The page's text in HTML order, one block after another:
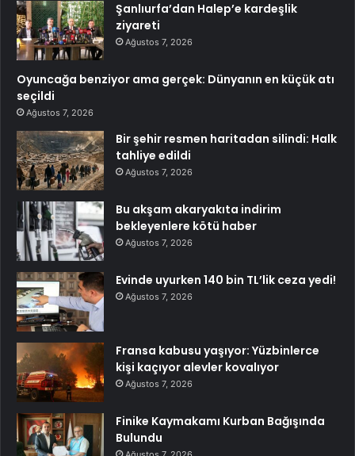
Şanlıurfa’dan Halep’e kardeşlik
ziyareti
Ağustos 7, 2026
Oyuncağa benziyor ama gerçek: Dünyanın en küçük atı
seçildi
Ağustos 7, 2026
Bir şehir resmen haritadan silindi: Halk
tahliye edildi
Ağustos 7, 2026
Bu akşam akaryakıta indirim
bekleyenlere kötü haber
Ağustos 7, 2026
Evinde uyurken 140 bin TL’lik ceza yedi!
Ağustos 7, 2026
Fransa kabusu yaşıyor: Yüzbinlerce
kişi kaçıyor alevler kovalıyor
Ağustos 7, 2026
Finike Kaymakamı Kurban Bağışında
Bulundu